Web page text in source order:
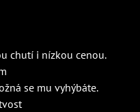
chutí i nízkou cenou.
se mu vyhýbáte.